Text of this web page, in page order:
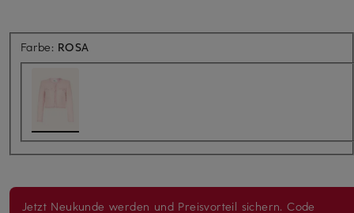
Farbe: ROSA
Jetzt Neukunde werden und Preisvorteil sichern. Code